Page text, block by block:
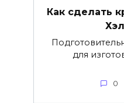
Как сделать
для
0